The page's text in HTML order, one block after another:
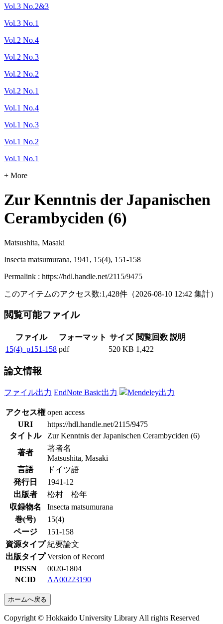
Vol.3 No.2&3
Vol.3 No.1
Vol.2 No.4
Vol.2 No.3
Vol.2 No.2
Vol.2 No.1
Vol.1 No.4
Vol.1 No.3
Vol.1 No.2
Vol.1 No.1
+ More
Zur Kenntnis der Japanischen
Cerambyciden (6)
Matsushita, Masaki
Insecta matsumurana, 1941, 15(4), 151-158
Permalink : https://hdl.handle.net/2115/9475
このアイテムのアクセス数:1,428件 （2026-08-10 12:42 集計）
閲覧可能ファイル
ファイル フォーマット サイズ 閲覧回数 説明
15(4)_p151-158 pdf 520 KB 1,422
論文情報
ファイル出力 EndNote Basic出力 Mendeley出力
アクセス権 open access
URI
https://hdl.handle.net/2115/9475
タイトル
Zur Kenntnis der Japanischen Cerambyciden (6)
著者
著者名
Matsushita, Masaki
言語
ドイツ語
発行日
1941-12
出版者
松村 松年
収録物名
Insecta matsumurana
巻(号)
15(4)
ページ
151-158
資源タイプ 紀要論文
出版タイプ Version of Record
PISSN
0020-1804
NCID
AA00223190
ホームへ戻る
Copyright © Hokkaido University Library All rights Reserved